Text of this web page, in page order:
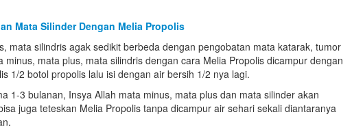
Mata Silinder Dengan Melia Propolis
mata silindris agak sedikit berbeda dengan pengobatan mata katarak, tumor
mata plus, mata silindris dengan cara Melia Propolis dicampur dengan
1/2 botol propolis lalu isi dengan air bersih 1/2 nya lagi.
1-3 bulanan, Insya Allah mata minus, mata plus dan mata silinder akan
juga teteskan Melia Propolis tanpa dicampur air sehari sekali diantaranya